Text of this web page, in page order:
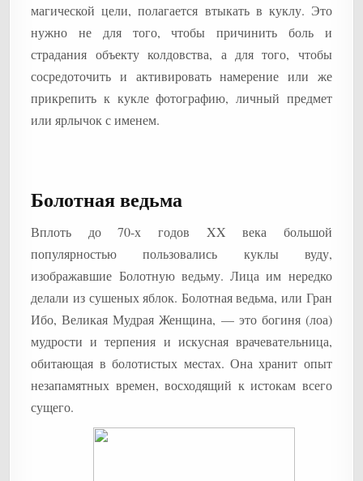
магической цели, полагается втыкать в куклу. Это
нужно не для того, чтобы причинить боль и
страдания объекту колдовства, а для того, чтобы
сосредоточить и активировать намерение или же
прикрепить к кукле фотографию, личный предмет
или ярлычок с именем.
Болотная ведьма
Вплоть до 70-х годов XX века большой
популярностью пользовались куклы вуду,
изображавшие Болотную ведьму. Лица им нередко
делали из сушеных яблок. Болотная ведьма, или Гран
Ибо, Великая Мудрая Женщина, — это богиня (лоа)
мудрости и терпения и искусная врачевательница,
обитающая в болотистых местах. Она хранит опыт
незапамятных времен, восходящий к истокам всего
сущего.